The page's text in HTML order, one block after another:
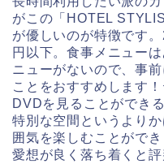
がこの「HOTEL
が優しいのが特徴です
円以下。食事メニュー
ニューがないので、事
ことをおすすめします
DVDを見ることができ
特別な空間というより
囲気を楽しむことがで
愛想が良く落ち着くと